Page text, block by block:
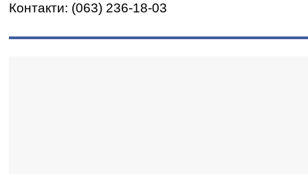
Контакти: (063) 236-18-03